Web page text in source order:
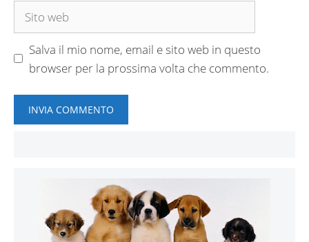
Sito
Salva il mio nome, email e sito web in questo
browser per la prossima volta che commento.